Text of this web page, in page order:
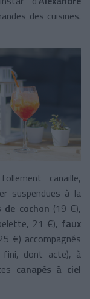
des cuisines.
canaille,
suspendues à la
de cochon (19 €),
21 €), faux
€) accompagnés
fini, dont acte), à
canapés à ciel